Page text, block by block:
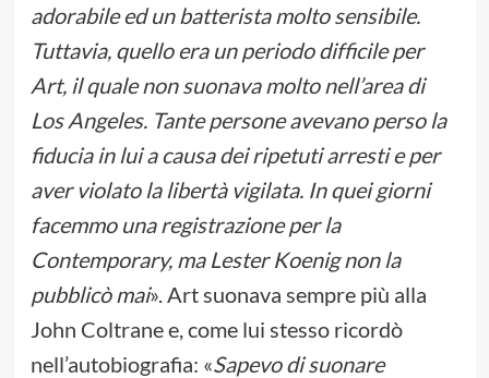
adorabile ed un batterista molto sensibile.
Tuttavia, quello era un periodo difficile per
Art, il quale non suonava molto nell’area di
Los Angeles. Tante persone avevano perso la
fiducia in lui a causa dei ripetuti arresti e per
aver violato la libertà vigilata. In quei giorni
facemmo una registrazione per la
Contemporary, ma Lester Koenig non la
pubblicò mai». Art suonava sempre più alla
John Coltrane e, come lui stesso ricordò
nell’autobiografia: «Sapevo di suonare